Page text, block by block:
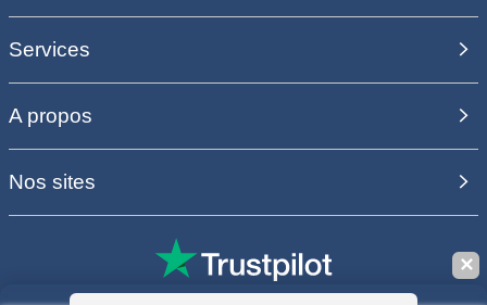
Services
A propos
Nos sites
✕